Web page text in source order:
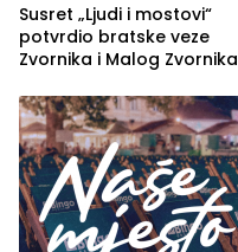
Susret „Ljudi i mostovi“
potvrdio bratske veze
Zvornika i Malog Zvornika